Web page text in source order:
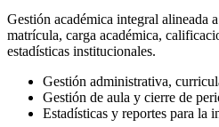
Gestión académica integral alineada
matrícula, carga académica,
estadísticas institucionales.
Gestión administrativa,
Gestión de aula y cierre de
Estadísticas y reportes para la